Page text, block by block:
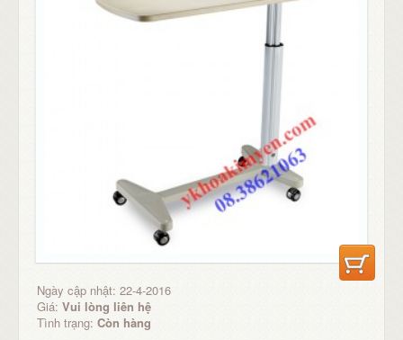
Ngày cập nhật: 22-4-2016
Giá: Vui lòng liên hệ
Tình trạng: Còn hàng